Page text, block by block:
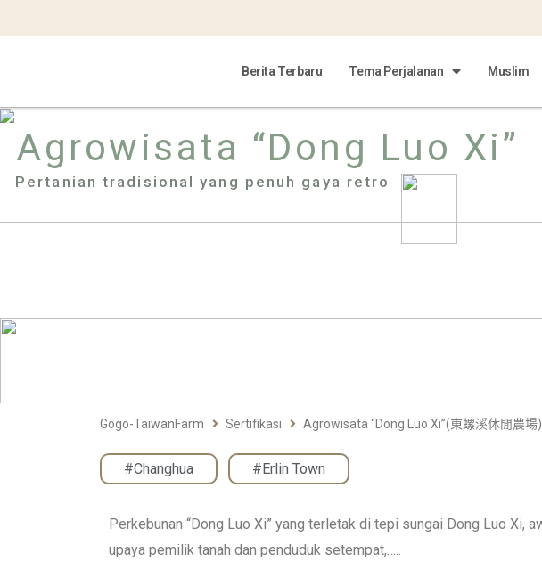
Berita Terbaru Tema Perjalanan Muslim
Pertanian tradisional yang penuh gaya retro
Agrowisata “Dong Luo Xi”
Gogo-TaiwanFarm Sertifikasi Agrowisata “Dong Luo Xi”(東螺溪休閒農場)
#Changhua #Erlin Town
Perkebunan “Dong Luo Xi” yang terletak di tepi sungai Dong Luo Xi,
upaya pemilik tanah dan penduduk setempat,…..